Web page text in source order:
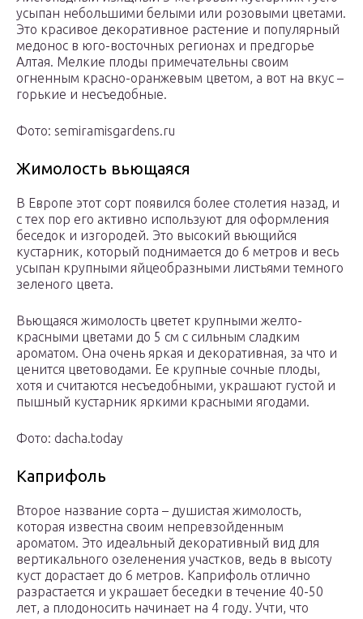
усыпан небольшими белыми или розовыми цветами.
Это красивое декоративное растение и популярный
медонос в юго-восточных регионах и предгорье
Алтая. Мелкие плоды примечательны своим
огненным красно-оранжевым цветом, а вот на вкус –
горькие и несъедобные.
Фото: semiramisgardens.ru
Жимолость вьющаяся
В Европе этот сорт появился более столетия назад, и
с тех пор его активно используют для оформления
беседок и изгородей. Это высокий вьющийся
кустарник, который поднимается до 6 метров и весь
усыпан крупными яйцеобразными листьями темного
зеленого цвета.
Вьющаяся жимолость цветет крупными желто-
красными цветами до 5 см с сильным сладким
ароматом. Она очень яркая и декоративная, за что и
ценится цветоводами. Ее крупные сочные плоды,
хотя и считаются несъедобными, украшают густой и
пышный кустарник яркими красными ягодами.
Фото: dacha.today
Каприфоль
Второе название сорта – душистая жимолость,
которая известна своим непревзойденным
ароматом. Это идеальный декоративный вид для
вертикального озеленения участков, ведь в высоту
куст дорастает до 6 метров. Каприфоль отлично
разрастается и украшает беседки в течение 40-50
лет, а плодоносить начинает на 4 году. Учти, что